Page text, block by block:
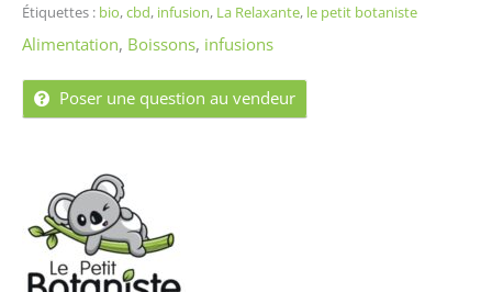
Étiquettes : bio,cbd, infusion, La Relaxante, le petit botaniste
Alimentation, Boissons, infusions
Poser une question au vendeur